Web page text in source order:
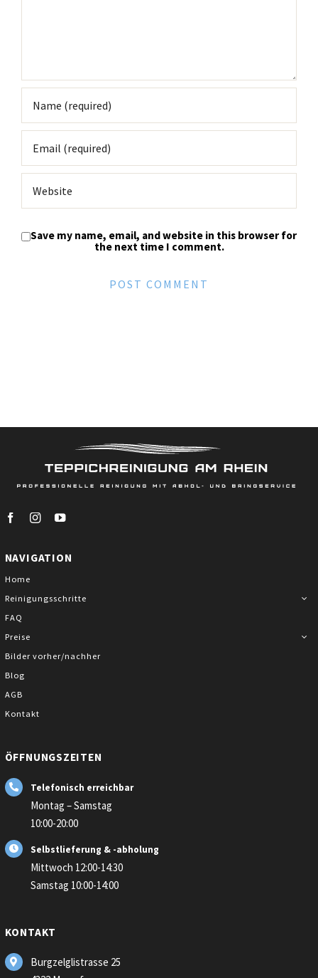
content
Save my name, email, and website in this browser for
the next time I comment.
NAVIGATION
Home
Reinigungsschritte
FAQ
Preise
Bilder vorher/nachher
Blog
AGB
Kontakt
ÖFFNUNGSZEITEN
Telefonisch erreichbar
Montag – Samstag
10:00-20:00
Selbstlieferung & -abholung
Mittwoch 12:00-14:30
Samstag 10:00-14:00
KONTAKT
Burgzelglistrasse 25